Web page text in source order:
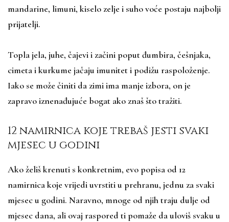
mandarine, limuni, kiselo zelje i suho voće postaju najbolji
prijatelji.
Topla jela, juhe, čajevi i začini poput đumbira, češnjaka,
cimeta i kurkume jačaju imunitet i podižu raspoloženje.
Iako se može činiti da zimi ima manje izbora, on je
zapravo iznenađujuće bogat ako znaš što tražiti.
12 namirnica koje trebaš jesti svaki
mjesec u godini
Ako želiš krenuti s konkretnim, evo popisa od 12
namirnica koje vrijedi uvrstiti u prehranu, jednu za svaki
mjesec u godini. Naravno, mnoge od njih traju dulje od
mjesec dana, ali ovaj raspored ti pomaže da uloviš svaku u